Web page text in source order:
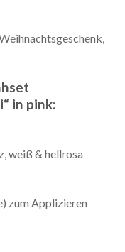
in pink:
weiß & hellrosa
zum Applizieren